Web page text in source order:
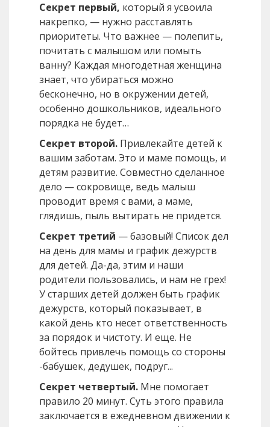
Секрет первый, который я усвоила
накрепко, — нужно расставлять
приоритеты. Что важнее — полепить,
почитать с малышом или помыть
ванну? Каждая многодетная женщина
знает, что убираться можно
бесконечно, но в окружении детей,
особенно дошкольников, идеального
порядка не будет…
Секрет второй. Привлекайте детей к
вашим заботам. Это и маме помощь, и
детям развитие. Совместно сделанное
дело — сокровище, ведь малыш
проводит время с вами, а маме,
глядишь, пыль вытирать не придется.
Секрет третий — базовый! Список дел
на день для мамы и график дежурств
для детей. Да-да, этим и наши
родители пользовались, и нам не грех!
У старших детей должен быть график
дежурств, который показывает, в
какой день кто несет ответственность
за порядок и чистоту. И еще. Не
бойтесь привлечь помощь со стороны
-бабушек, дедушек, подруг...
Секрет четвертый. Мне помогает
правило 20 минут. Суть этого правила
заключается в ежедневном движении к